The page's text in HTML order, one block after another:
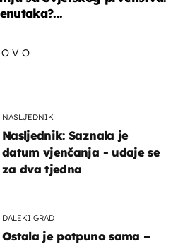
NASLJEDNIK
Nasljednik: Saznala je
datum vjenčanja - udaje se
za dva tjedna
DALEKI GRAD
Ostala je potpuno sama –